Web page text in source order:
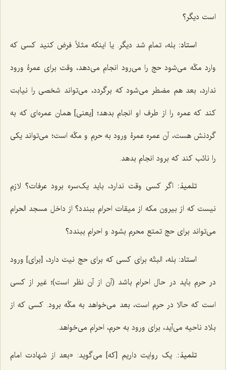
است دیگر؟
استاد: بله، تمام شد دیگر. یا اینکه مثلاً فرض کنید کسی که
وارد مکّه می‌شود حج را می‌رود انجام می‌دهد، وقت برای عمرۀ ورود
ندارد، بعد هم مضطر می‌شود که برگردد، می‌تواند شخصی را نیابت
کند که عمره را از طرف او انجام بدهد؛ [یعنی] همان عمره‌ای که به
گردنش هست، آن عمره عمرۀ ورود به حرم و مکّه است؛ می‌تواند یکی
را نائب کند که برود انجام بدهد.
تلمیذ: اگر کسی وقت ندارد، باید یک‌سره برود عرفات؟ لازم
نیست که از بیرون مکه از میقات احرام ببندد؟ از داخل مسجد الحرام
می‌تواند برای حج تمتع محرم بشود و احرام ببندد؟
استاد: بله، البتّه برای کسی که برای حج نیت دارد، [برای] ورود
در حرم باید در حال احرام باشد (آن از آن نظر است)؛ غیر از کسی
است که حالا در حرم است، بعد می‌خواهد به مکّه برود. کسی که از
بلاد ناحیه می‌آید، برای ورود به حرم، احرام می‌خواهد.
تلمیذ:. یک روایت داریم [که] می‌گوید: «بعد از شهادت امام